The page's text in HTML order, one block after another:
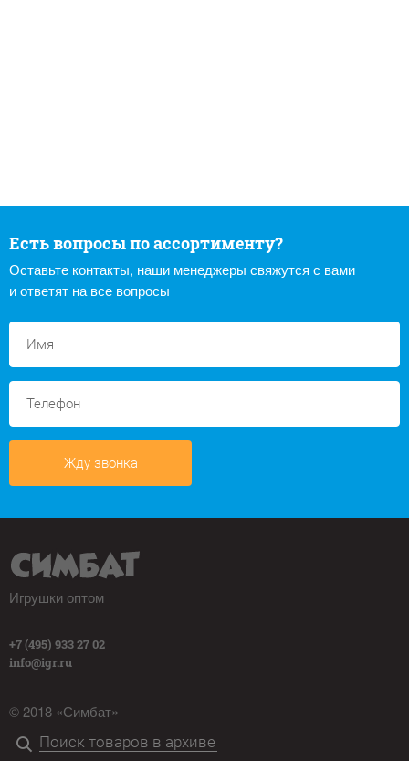
Есть вопросы по ассортименту?
Оставьте контакты, наши менеджеры свяжутся с вами
и ответят на все вопросы
Жду звонка
Игрушки оптом
+7 (495) 933 27 02
info@igr.ru
© 2018 «Симбат»